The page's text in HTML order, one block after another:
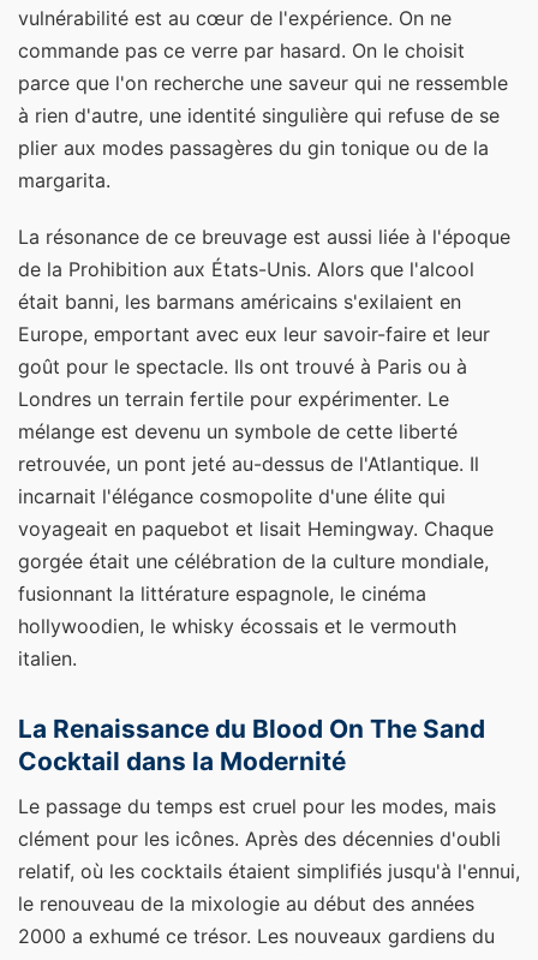
vulnérabilité est au cœur de l'expérience. On ne
commande pas ce verre par hasard. On le choisit
parce que l'on recherche une saveur qui ne ressemble
à rien d'autre, une identité singulière qui refuse de se
plier aux modes passagères du gin tonique ou de la
margarita.
La résonance de ce breuvage est aussi liée à l'époque
de la Prohibition aux États-Unis. Alors que l'alcool
était banni, les barmans américains s'exilaient en
Europe, emportant avec eux leur savoir-faire et leur
goût pour le spectacle. Ils ont trouvé à Paris ou à
Londres un terrain fertile pour expérimenter. Le
mélange est devenu un symbole de cette liberté
retrouvée, un pont jeté au-dessus de l'Atlantique. Il
incarnait l'élégance cosmopolite d'une élite qui
voyageait en paquebot et lisait Hemingway. Chaque
gorgée était une célébration de la culture mondiale,
fusionnant la littérature espagnole, le cinéma
hollywoodien, le whisky écossais et le vermouth
italien.
La Renaissance du Blood On The Sand
Cocktail dans la Modernité
Le passage du temps est cruel pour les modes, mais
clément pour les icônes. Après des décennies d'oubli
relatif, où les cocktails étaient simplifiés jusqu'à l'ennui,
le renouveau de la mixologie au début des années
2000 a exhumé ce trésor. Les nouveaux gardiens du